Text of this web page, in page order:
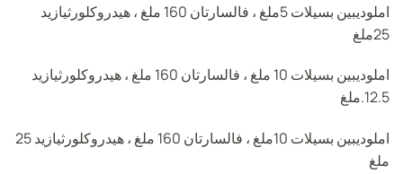
املوديبين بسيلات 5ملغ ، فالسارتان 160 ملغ ، هيدروكلورثيازيد
25ملغ
املوديبين بسيلات 10 ملغ ، فالسارتان 160 ملغ ، هيدروكلورثيازيد
12.5.ملغ
املوديبين بسيلات 10ملغ ، فالسارتان 160 ملغ ، هيدروكلورثيازيد 25
ملغ